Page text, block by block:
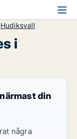
Hudiksvall
i
din
några